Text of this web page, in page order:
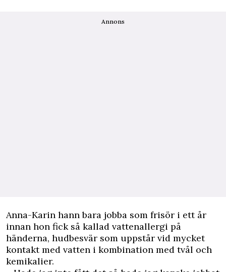
Annons
Anna-Karin hann bara jobba som frisör i ett år
innan hon fick så kallad vattenallergi på
händerna, hudbesvär som uppstår vid mycket
kontakt med vatten i kombination med tvål och
kemikalier.